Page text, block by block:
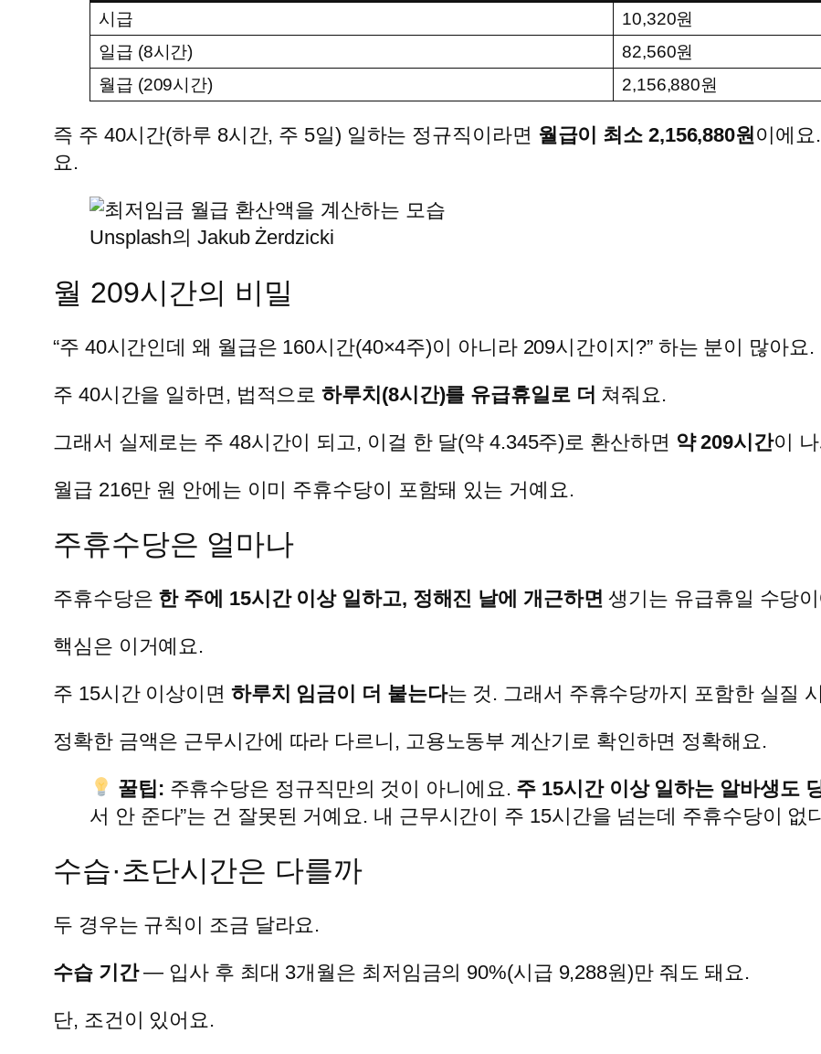
시급
10,320원
일급 (8시간)
82,560원
월급 (209시간)
2,156,880원
즉 주 40시간(하루 8시간, 주 5일) 일하는 정규직이라면 월급이 최소 2,156,880원이에
요.
Unsplash의 Jakub Żerdzicki
월 209시간의 비밀
“주 40시간인데 왜 월급은 160시간(40×4주)이 아니라 209시간이지?” 하는 분이 많아요.
주 40시간을 일하면, 법적으로하루치(8시간)를 유급휴일로 더 쳐줘요.
그래서 실제로는 주 48시간이 되고, 이걸 한 달(약 4.345주)로 환산하면 약 209시간이
월급 216만 원 안에는 이미 주휴수당이 포함돼 있는 거예요.
주휴수당은 얼마나
주휴수당은 한 주에 15시간 이상 일하고, 정해진 날에 개근하면 생기는 유급휴일 수당
핵심은 이거예요.
주 15시간 이상이면 하루치 임금이 더 붙는다는 것. 그래서 주휴수당까지 포함한 실질
정확한 금액은 근무시간에 따라 다르니, 고용노동부 계산기로 확인하면 정확해요.
꿀팁: 주휴수당은 정규직만의 것이 아니에요. 주 15시간 이상 일하는 알바생도
서 안 준다”는 건 잘못된 거예요. 내 근무시간이 주 15시간을 넘는데 주휴수당이 없
수습·초단시간은 다를까
두 경우는 규칙이 조금 달라요.
수습 기간— 입사 후 최대 3개월은 최저임금의 90%(시급 9,288원)만 줘도 돼요.
단, 조건이 있어요.